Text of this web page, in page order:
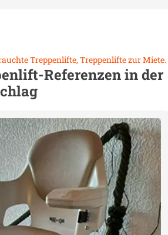
Treppenlifte, Treppenlifte zur Miete.
Referenzen in der